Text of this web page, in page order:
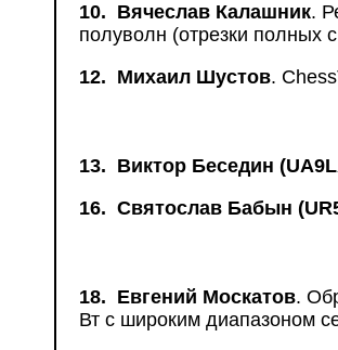
10. Вячеслав Калашник.
полуволн (отрезки полных
12. Михаил Шустов.
13. Виктор Беседин
16. Святослав Бабын
18. Евгений Москатов.
Вт с широким диапазоном